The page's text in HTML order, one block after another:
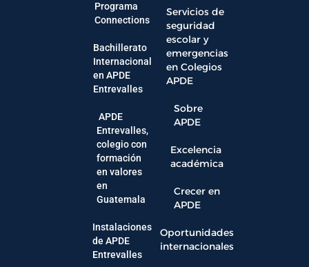
Programa
Connections
Bachillerato
Internacional
en APDE
Entrevalles
APDE
Entrevalles,
colegio con
formación
en valores
en
Guatemala
Instalaciones
de APDE
Entrevalles
Servicios de
seguridad
escolar y
emergencias
en Colegios
APDE
Sobre
APDE
Excelencia
académica
Crecer en
APDE
Oportunidades
internacionales